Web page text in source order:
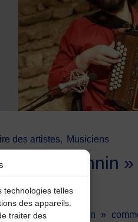
technologies telles
des appareils.
traiter des
des artistes, Musiciens
« Raphnin »
2009
dit « Raphnin »